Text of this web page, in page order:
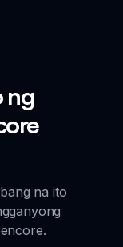
ng
na ito